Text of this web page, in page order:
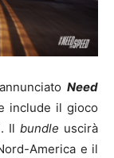
Need
include il gioco
Il bundle uscirà
America e il